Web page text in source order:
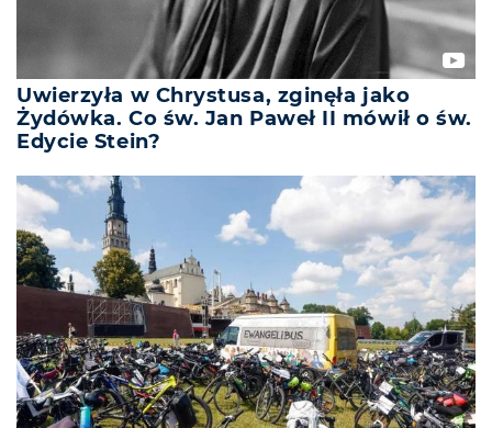
Uwierzyła w Chrystusa, zginęła jako
Żydówka. Co św. Jan Paweł II mówił o św.
Edycie Stein?